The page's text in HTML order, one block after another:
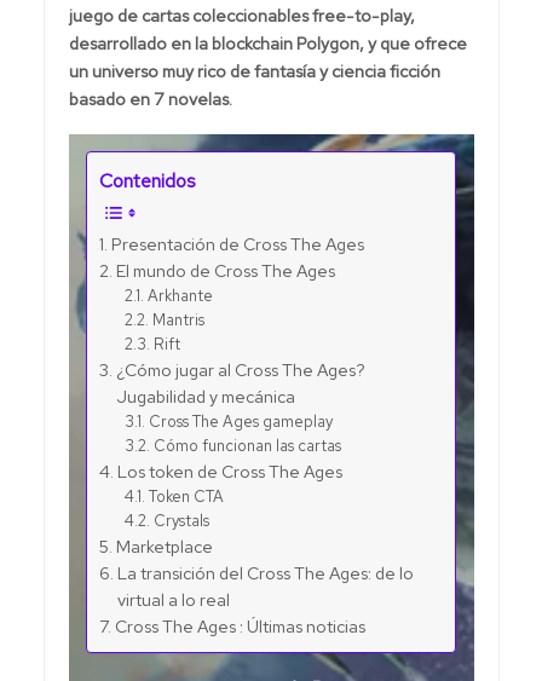
juego de cartas coleccionables free-to-play,
desarrollado en la blockchain Polygon, y que ofrece
un universo muy rico de fantasía y ciencia ficción
basado en 7 novelas.
Contenidos
Presentación de Cross The Ages
El mundo de Cross The Ages
Arkhante
Mantris
Rift
¿Cómo jugar al Cross The Ages?
Jugabilidad y mecánica
Cross The Ages gameplay
Cómo funcionan las cartas
Los token de Cross The Ages
Token CTA
Crystals
Marketplace
La transición del Cross The Ages: de lo
virtual a lo real
Cross The Ages : Últimas noticias